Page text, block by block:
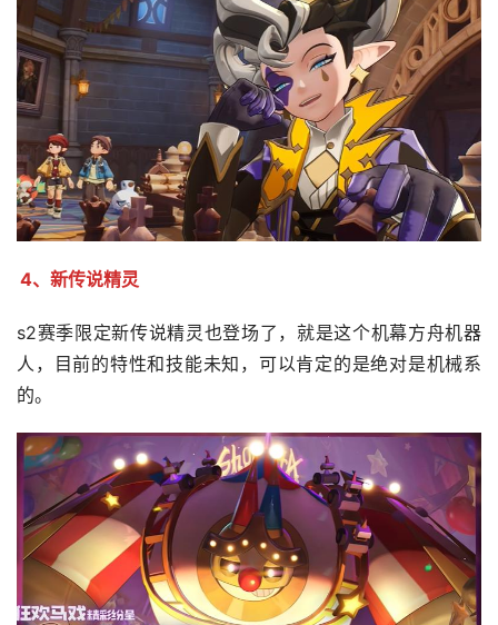
4、新传说精灵
s2赛季限定新传说精灵也登场了，就是这个机幕方舟机器
人，目前的特性和技能未知，可以肯定的是绝对是机械系
的。